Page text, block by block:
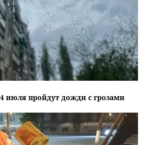
июля пройдут дожди с грозами